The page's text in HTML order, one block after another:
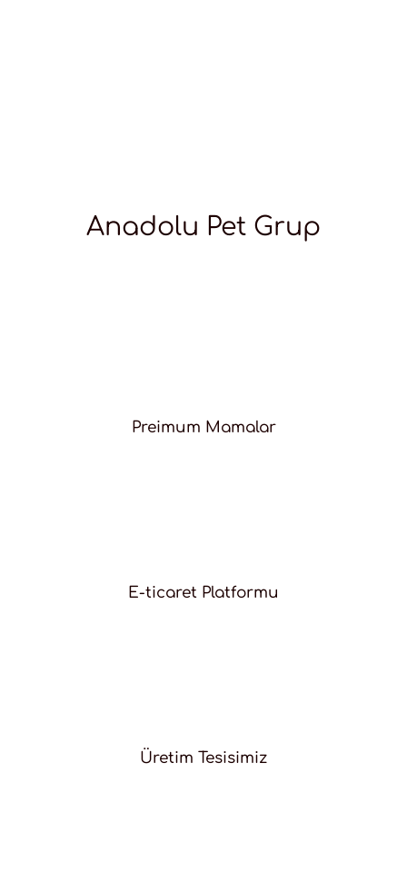
Anadolu Pet Grup
Preimum Mamalar
E-ticaret Platformu
Üretim Tesisimiz